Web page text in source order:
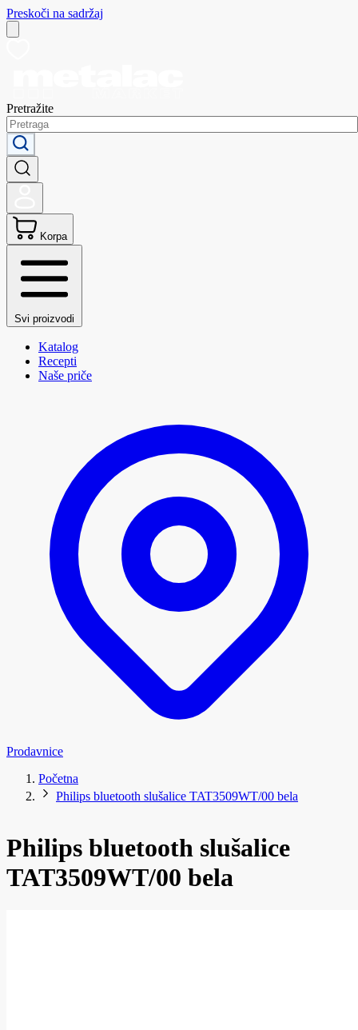
Preskoči na sadržaj
Pretražite
Korpa
Svi proizvodi
Katalog
Recepti
Naše priče
Prodavnice
Početna
Philips bluetooth slušalice TAT3509WT/00 bela
Philips bluetooth slušalice
TAT3509WT/00 bela